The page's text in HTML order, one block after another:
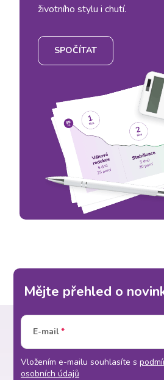
životního stylu i chutí.
SPOČÍTAT
Mějte přehled o
E-mail
Vložením e-mailu souhlasíte s
osobních údajů